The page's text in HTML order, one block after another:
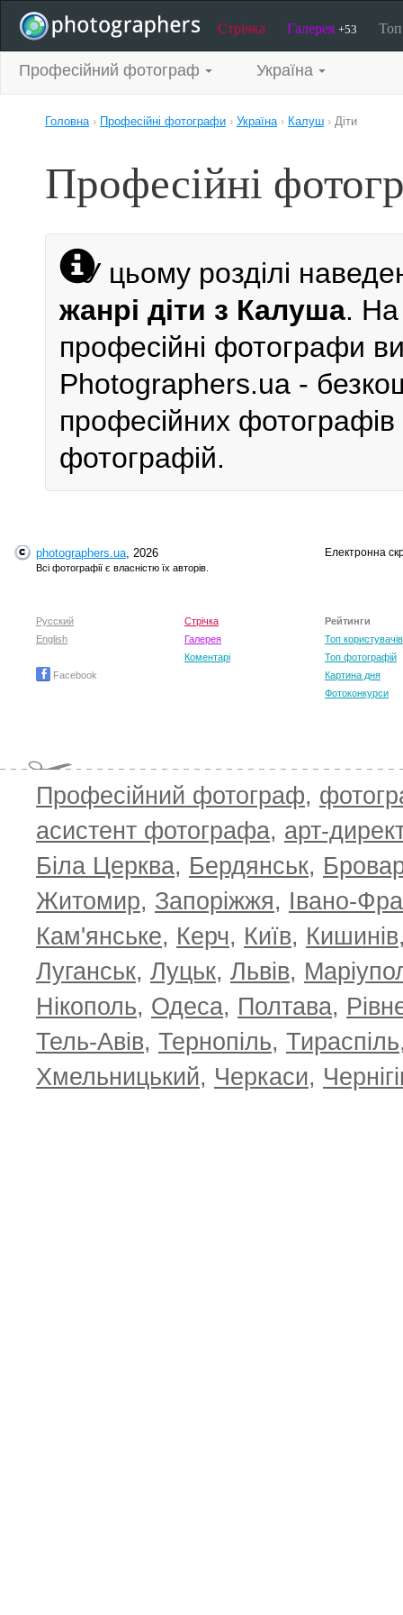
Стрічка Галерея +53
Професійний фотограф Україна
Головна› Професійні фотографи › Україна› Калуш › Діти
Професійні
У цьому розділі
жанрі діти з Калуша.
професійні фотографи
Photographers.ua -
професійних фотографів
фотографій.
photographers.ua, 2026
Всі фотографії є власністю їх авторів.
Електронна
Русский
English
Facebook
Стрічка
Галерея
Коментарі
Рейтинги
Топ користувачів
Топ фотографій
Картина дня
Фотоконкурси
Професійний фотограф,
асистент фотографа, арт-
Біла Церква, Бердянськ,
Житомир, Запоріжжя, Івано-
Кам'янське, Керч, Київ, Кишинів
Луганськ, Луцьк, Львів,
Нікополь, Одеса, Полтава,
Тель-Авів, Тернопіль, Тираспіль
Хмельницький, Черкаси,